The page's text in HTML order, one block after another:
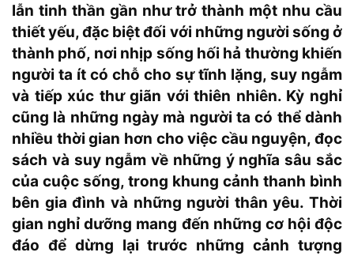
lẫn tinh thần gần như trở thành một nhu cầu
thiết yếu, đặc biệt đối với những người sống ở
thành phố, nơi nhịp sống hối hả thường khiến
người ta ít có chỗ cho sự tĩnh lặng, suy ngẫm
và tiếp xúc thư giãn với thiên nhiên. Kỳ nghỉ
cũng là những ngày mà người ta có thể dành
nhiều thời gian hơn cho việc cầu nguyện, đọc
sách và suy ngẫm về những ý nghĩa sâu sắc
của cuộc sống, trong khung cảnh thanh bình
bên gia đình và những người thân yêu. Thời
gian nghỉ dưỡng mang đến những cơ hội độc
đáo để dừng lại trước những cảnh tượng